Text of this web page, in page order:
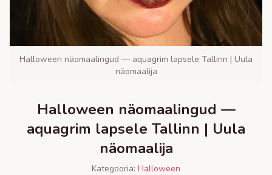
Halloween näomaalingud — aquagrim lapsele Tallinn | Uula
näomaalija
Halloween näomaalingud —
aquagrim lapsele Tallinn | Uula
näomaalija
Kategooria: Halloween